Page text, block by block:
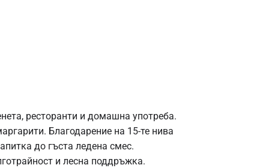
ресторанти и домашна употреба.
Благодарение на 15-те нива
до гъста ледена смес.
и лесна поддръжка.